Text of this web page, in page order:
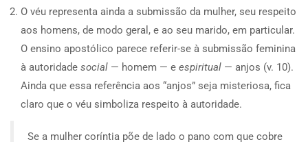
O véu representa ainda a submissão da mulher, seu respeito
aos homens, de modo geral, e ao seu marido, em particular.
O ensino apostólico parece referir-se à submissão feminina
à autoridade social — homem — e espiritual — anjos (v. 10).
Ainda que essa referência aos “anjos” seja misteriosa, fica
claro que o véu simboliza respeito à autoridade.
Se a mulher coríntia põe de lado o pano com que cobre